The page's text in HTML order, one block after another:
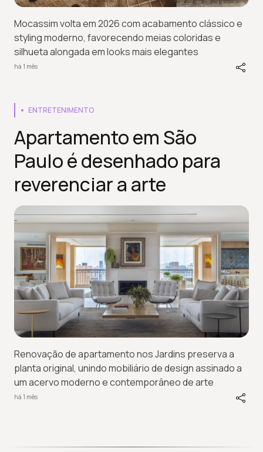
Mocassim volta em 2026 com acabamento clássico e
styling moderno, favorecendo meias coloridas e
silhueta alongada em looks mais elegantes
há 1 mês
ENTRETENIMENTO
Apartamento em São
Paulo é desenhado para
reverenciar a arte
Renovação de apartamento nos Jardins preserva a
planta original, unindo mobiliário de design assinado a
um acervo moderno e contemporâneo de arte
há 1 mês